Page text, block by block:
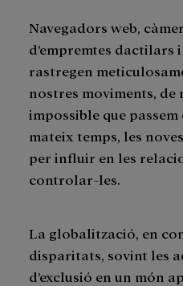
Navegadors web,
d’empremtes dactilars
rastregen
nostres moviments, de
impossible que
mateix temps, les
per influir en les
controlar-les.
La globalització, en
disparitats, sovint les
d’exclusió en un món